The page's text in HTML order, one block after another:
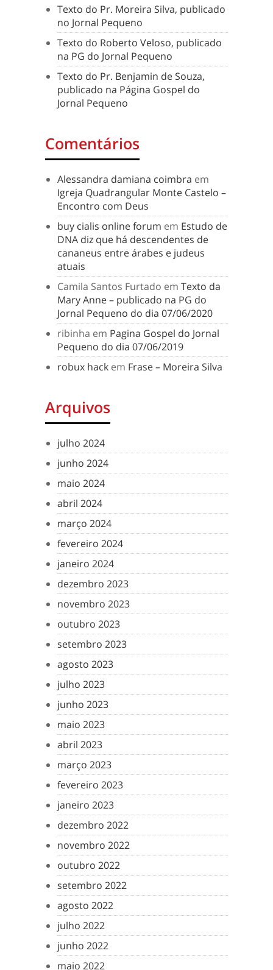
Texto do Pr. Moreira Silva, publicado
no Jornal Pequeno
Texto do Roberto Veloso, publicado
na PG do Jornal Pequeno
Texto do Pr. Benjamin de Souza,
publicado na Página Gospel do
Jornal Pequeno
Comentários
Alessandra damiana coimbra em
Igreja Quadrangular Monte Castelo –
Encontro com Deus
buy cialis online forum em Estudo de
DNA diz que há descendentes de
cananeus entre árabes e judeus
atuais
Camila Santos Furtado em Texto da
Mary Anne – publicado na PG do
Jornal Pequeno do dia 07/06/2020
ribinha em Pagina Gospel do Jornal
Pequeno do dia 07/06/2019
robux hack em Frase – Moreira Silva
Arquivos
julho 2024
junho 2024
maio 2024
abril 2024
março 2024
fevereiro 2024
janeiro 2024
dezembro 2023
novembro 2023
outubro 2023
setembro 2023
agosto 2023
julho 2023
junho 2023
maio 2023
abril 2023
março 2023
fevereiro 2023
janeiro 2023
dezembro 2022
novembro 2022
outubro 2022
setembro 2022
agosto 2022
julho 2022
junho 2022
maio 2022